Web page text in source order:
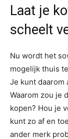
Laat je
scheelt
Nu wordt het
mogelijk thuis
Je kunt daarom
Waarom zou je
kopen? Hou je
kunt zo af en
ander merk